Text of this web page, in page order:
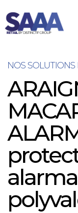
NOS SOLUTIONS